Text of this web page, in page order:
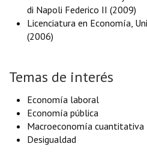
di Napoli Federico II (2009)
Licenciatura en Economía,
(2006)
Temas de interés
Economía laboral
Economía pública
Macroeconomía cuantitativa
Desigualdad